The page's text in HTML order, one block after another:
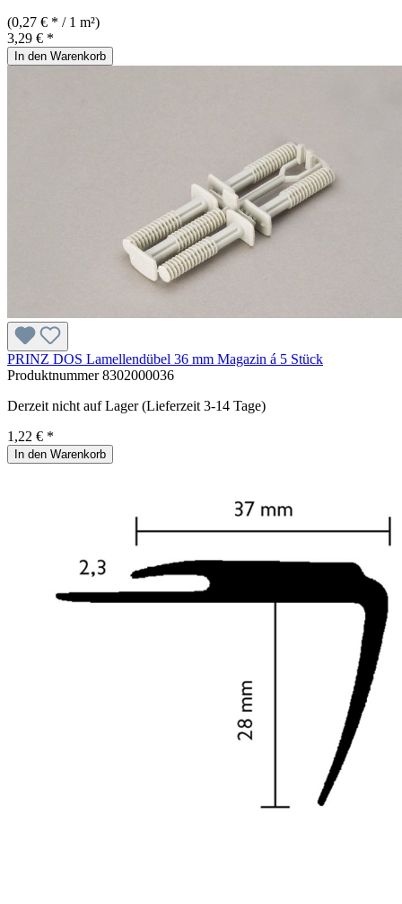
(0,27 € * / 1 m²)
3,29 € *
In den Warenkorb
PRINZ DOS Lamellendübel 36 mm Magazin á 5 Stück
Produktnummer8302000036
Derzeit nicht auf Lager (Lieferzeit 3-14 Tage)
1,22 € *
In den Warenkorb